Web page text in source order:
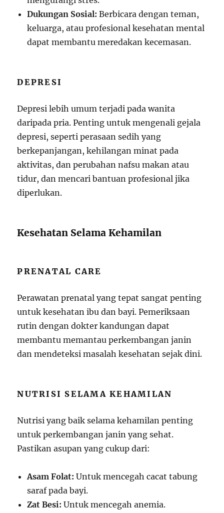
Dukungan Sosial: Berbicara dengan teman,
keluarga, atau profesional kesehatan mental
dapat membantu meredakan kecemasan.
DEPRESI
Depresi lebih umum terjadi pada wanita
daripada pria. Penting untuk mengenali gejala
depresi, seperti perasaan sedih yang
berkepanjangan, kehilangan minat pada
aktivitas, dan perubahan nafsu makan atau
tidur, dan mencari bantuan profesional jika
diperlukan.
Kesehatan Selama Kehamilan
PRENATAL CARE
Perawatan prenatal yang tepat sangat penting
untuk kesehatan ibu dan bayi. Pemeriksaan
rutin dengan dokter kandungan dapat
membantu memantau perkembangan janin
dan mendeteksi masalah kesehatan sejak dini.
NUTRISI SELAMA KEHAMILAN
Nutrisi yang baik selama kehamilan penting
untuk perkembangan janin yang sehat.
Pastikan asupan yang cukup dari:
Asam Folat: Untuk mencegah cacat tabung
saraf pada bayi.
Zat Besi: Untuk mencegah anemia.